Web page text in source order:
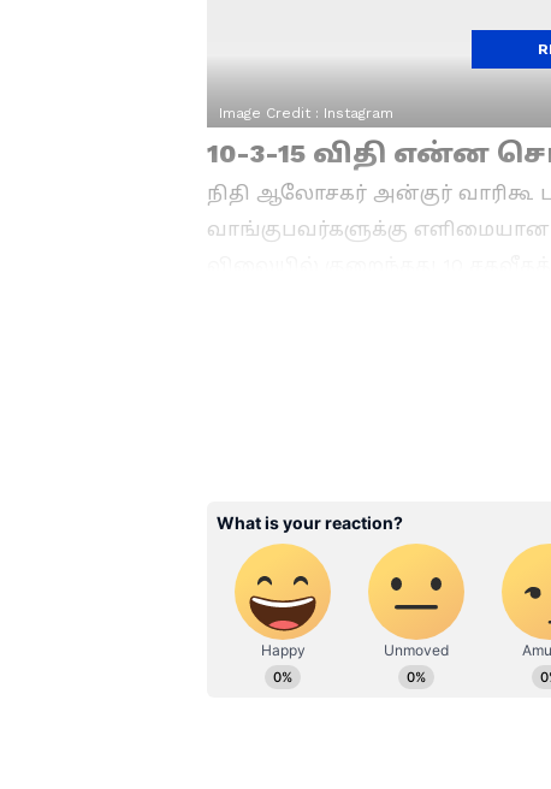
Image Credit : Instagram
10-3-15 விதி என்ன
நிதி ஆலோசகர் அன்குர் வாரிகூ
வாங்குபவர்களுக்கு
Railways Fare
கட்டணத்தில் 75%
தள்ளுபடி.. இந்த
பயணிகளுக்கு
சூப்பர் சலுகை!